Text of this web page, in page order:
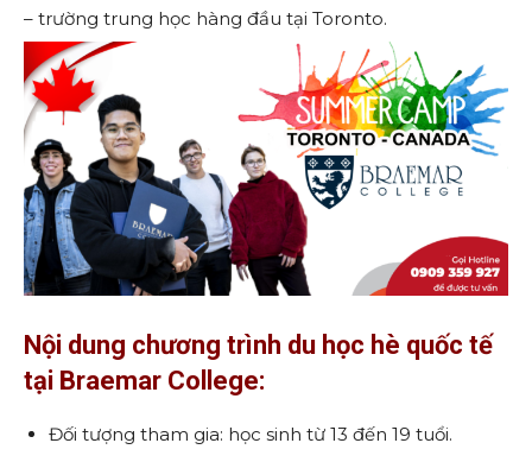
– trường trung học hàng đầu tại Toronto.
Nội dung chương trình du học hè quốc tế
tại Braemar College:
Đối tượng tham gia: học sinh từ 13 đến 19 tuổi.